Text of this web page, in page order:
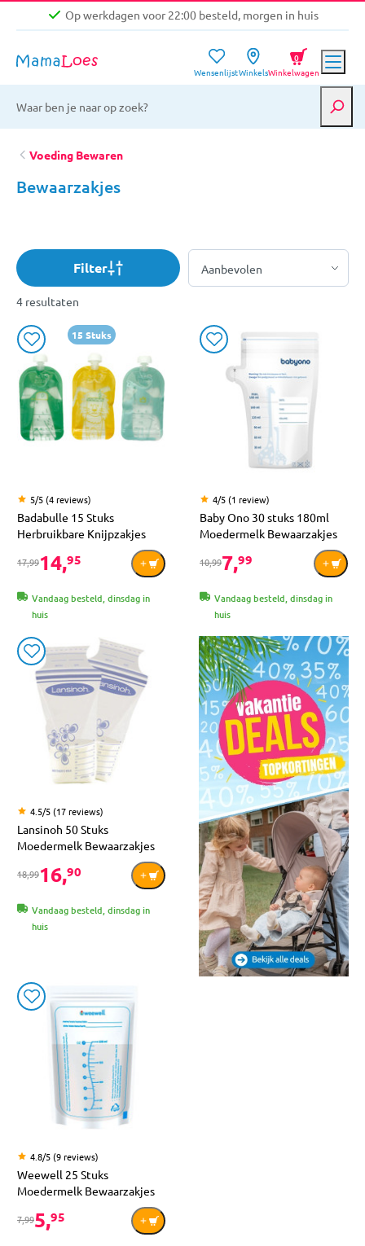
Op werkdagen voor 22:00 besteld, morgen in huis
Gratis verzending vanaf €39,-
Op werkdagen voor 22:00 besteld, morgen in huis
WensenlijstWinkelsWinkelwagen
0
Voeding Bewaren
Bewaarzakjes
Filter
4 resultaten
15 Stuks
5/5 (4 reviews)
Badabulle 15 Stuks
Herbruikbare Knijpzakjes
17,9914,95
Vandaag besteld, dinsdag in
huis
4/5 (1 review)
Baby Ono 30 stuks 180ml
Moedermelk Bewaarzakjes
10,997,99
Vandaag besteld, dinsdag in
huis
4.5/5 (17 reviews)
Lansinoh 50 Stuks
Moedermelk Bewaarzakjes
18,9916,90
Vandaag besteld, dinsdag in
huis
4.8/5 (9 reviews)
Weewell 25 Stuks
Moedermelk Bewaarzakjes
7,995,95